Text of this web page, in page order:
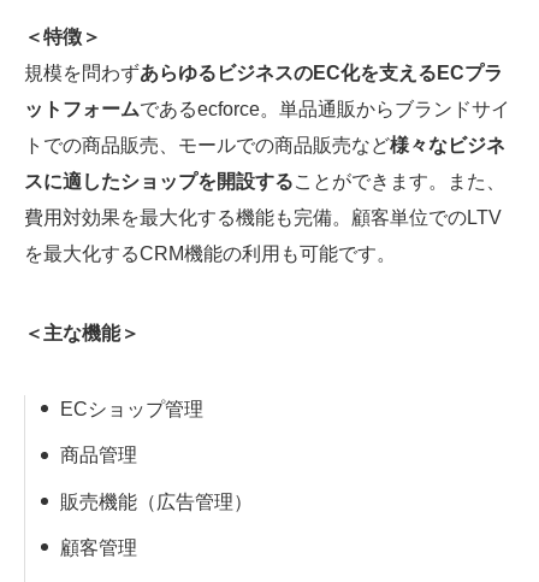
＜特徴＞
規模を問わずあらゆるビジネスのEC化を支えるECプラ
ットフォームであるecforce。単品通販からブランドサイ
トでの商品販売、モールでの商品販売など様々なビジネ
スに適したショップを開設することができます。また、
費用対効果を最大化する機能も完備。顧客単位でのLTV
を最大化するCRM機能の利用も可能です。
＜主な機能＞
ECショップ管理
商品管理
販売機能（広告管理）
顧客管理